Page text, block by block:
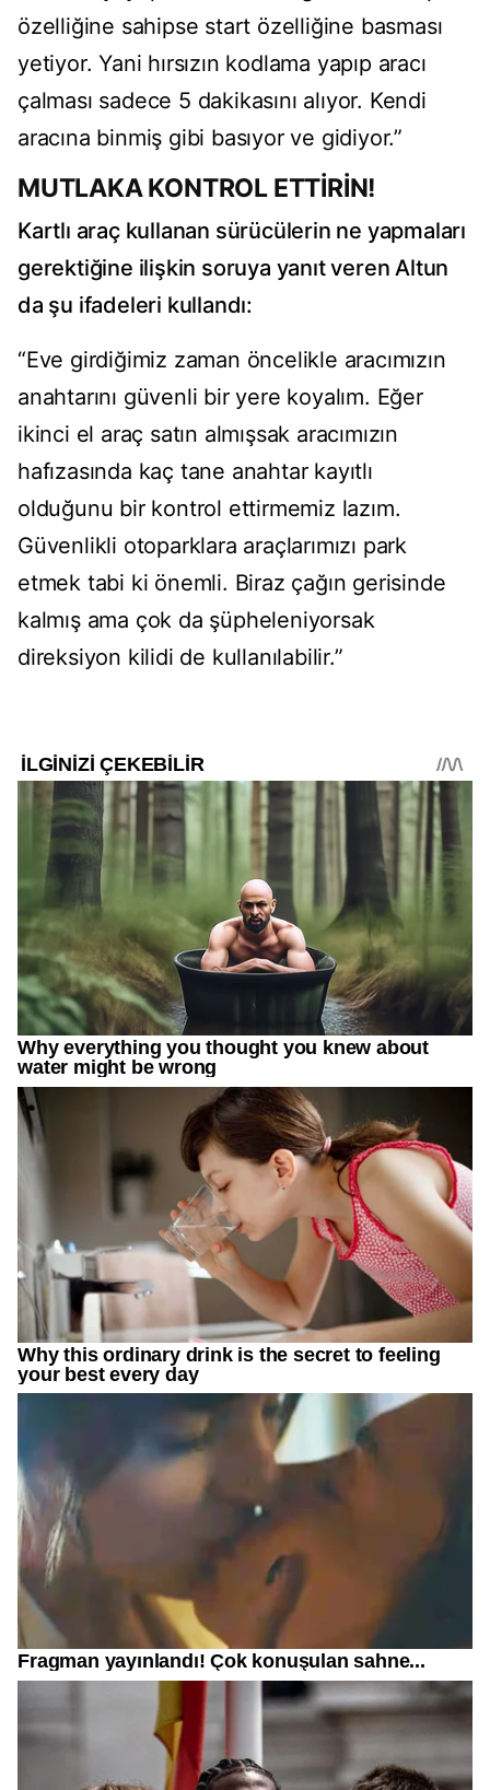
özelliğine sahipse start özelliğine basması
yetiyor. Yani hırsızın kodlama yapıp aracı
çalması sadece 5 dakikasını alıyor. Kendi
aracına binmiş gibi basıyor ve gidiyor.”
MUTLAKA KONTROL ETTİRİN!
Kartlı araç kullanan sürücülerin ne yapmaları
gerektiğine ilişkin soruya yanıt veren Altun
da şu ifadeleri kullandı:
“Eve girdiğimiz zaman öncelikle aracımızın
anahtarını güvenli bir yere koyalım. Eğer
ikinci el araç satın almışsak aracımızın
hafızasında kaç tane anahtar kayıtlı
olduğunu bir kontrol ettirmemiz lazım.
Güvenlikli otoparklara araçlarımızı park
etmek tabi ki önemli. Biraz çağın gerisinde
kalmış ama çok da şüpheleniyorsak
direksiyon kilidi de kullanılabilir.”